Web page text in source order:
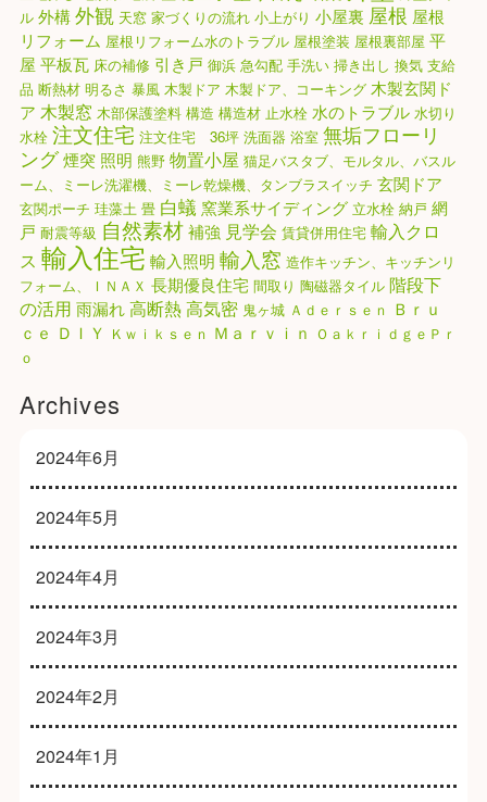
ル 外構外観 天窓 家づくりの流れ 小上がり 小屋裏 屋根 屋根
リフォーム 屋根リフォーム水のトラブル 屋根塗装 屋根裏部屋 平
屋 平板瓦 床の補修 引き戸 御浜 急勾配 手洗い 掃き出し 換気 支給
品 断熱材 明るさ 暴風 木製ドア 木製ドア、コーキング 木製玄関ド
ア 木製窓 木部保護塗料 構造 構造材 止水栓 水のトラブル 水切り
水栓 注文住宅 注文住宅 36坪 洗面器 浴室 無垢フローリ
ング煙突 照明 熊野 物置小屋 猫足バスタブ、モルタル、バスル
ーム、ミーレ洗濯機、ミーレ乾燥機、タンブラスイッチ 玄関ドア
玄関ポーチ 珪藻土 畳 白蟻 窯業系サイディング 立水栓 納戸 網
戸 耐震等級 自然素材補強 見学会 賃貸併用住宅 輸入クロ
ス 輸入住宅 輸入照明 輸入窓 造作キッチン、キッチンリ
フォーム、ＩＮＡＸ 長期優良住宅 間取り 陶磁器タイル 階段下
の活用 雨漏れ高断熱高気密 鬼ヶ城 Ａｄｅｒｓｅｎ Ｂｒｕ
ｃｅ ＤＩＹ Ｋｗｉｋｓｅｎ Ｍａｒｖｉｎ ＯａｋｒｉｄｇｅＰｒ
ｏ
Archives
2024年6月
2024年5月
2024年4月
2024年3月
2024年2月
2024年1月